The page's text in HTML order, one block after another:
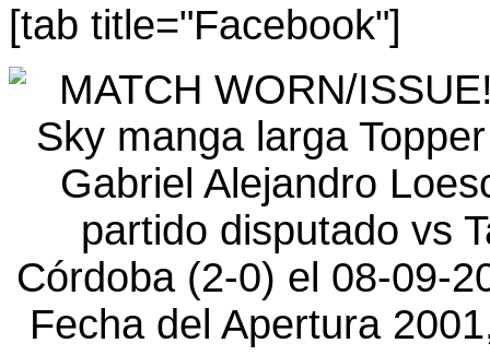
[tab title="Facebook"]